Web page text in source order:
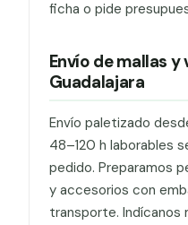
ficha o pide
Envío de mallas y
Guadalajara
Envío paletizado
48–120 h laborables
pedido. Preparamos
y accesorios con
transporte. Indícanos